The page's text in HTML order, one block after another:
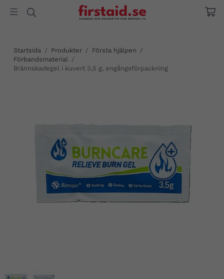
Startsida / Produkter / Första hjälpen /
Förbandsmaterial /
Brännskadegel i kuvert 3,5 g, engångsförpackning